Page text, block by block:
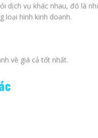
dịch vụ khác nhau, đó là
loại hình kinh doanh.
về giá cả tốt nhất.